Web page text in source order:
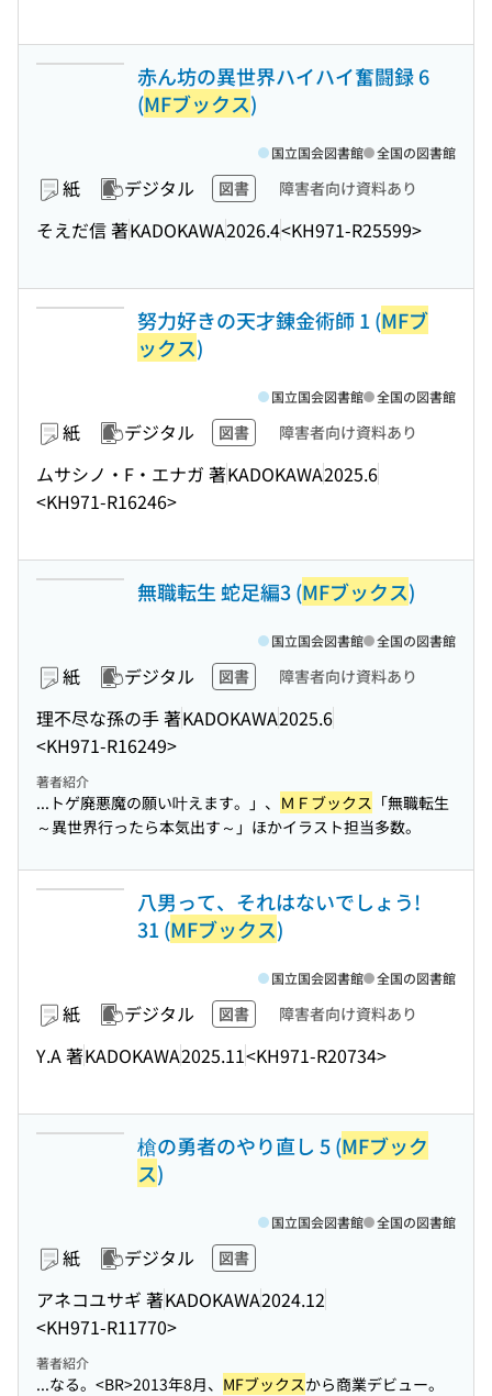
赤ん坊の異世界ハイハイ奮闘録 6
(MFブックス)
紙 デジタル 図書 障害者向け資料あり
そえだ信 著KADOKAWA2026.4<KH971-R25599>
国立国会図書館 全国の図書館
努力好きの天才錬金術師 1 (MFブ
ックス)
紙 デジタル 図書 障害者向け資料あり
ムサシノ・F・エナガ 著KADOKAWA2025.6
<KH971-R16246>
国立国会図書館 全国の図書館
無職転生 蛇足編3 (MFブックス)
紙 デジタル 図書 障害者向け資料あり
理不尽な孫の手 著KADOKAWA2025.6
<KH971-R16249>
国立国会図書館 全国の図書館
著者紹介
...トゲ廃悪魔の願い叶えます。」、 ＭＦブックス 「無職転生
～異世界行ったら本気出す～」ほかイラスト担当多数。
八男って、それはないでしょう!
31 (MFブックス)
紙 デジタル 図書 障害者向け資料あり
Y.A 著KADOKAWA2025.11<KH971-R20734>
国立国会図書館 全国の図書館
槍の勇者のやり直し 5 (MFブック
ス)
紙 デジタル 図書
アネコユサギ 著KADOKAWA2024.12
<KH971-R11770>
国立国会図書館 全国の図書館
著者紹介
...なる。<BR>2013年8月、 MFブックスから商業デビュー。